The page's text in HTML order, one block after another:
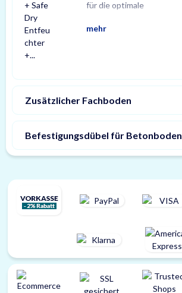
für die optimale
Waffenschranks. Das
einer X-Light LED-
Bewegungssensor, einem
Schränke und Tresore
Waffenschloss.
unschlagbaren
mehr
Zusätzlicher Fachboden
Befestigungsdübel für Betonboden